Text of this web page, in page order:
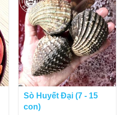
Sò Huyết Đại (7 - 15
con)